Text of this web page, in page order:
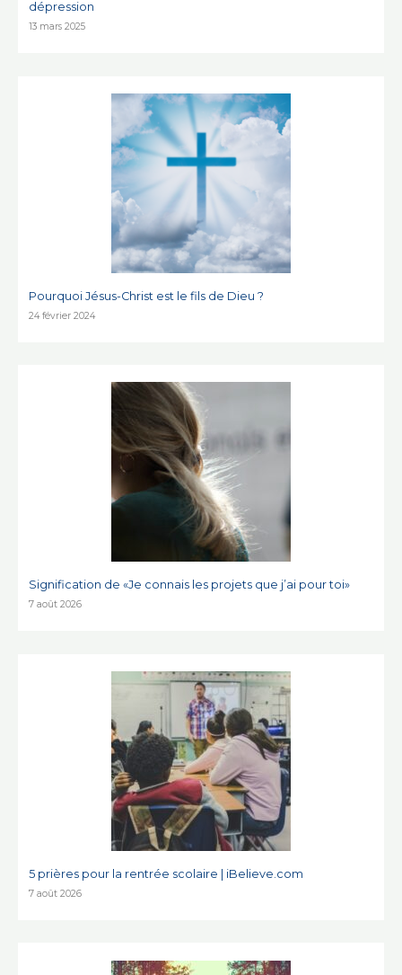
dépression
13 mars 2025
Pourquoi Jésus-Christ est le fils de Dieu ?
24 février 2024
Signification de «Je connais les projets que j’ai pour toi»
7 août 2026
5 prières pour la rentrée scolaire | iBelieve.com
7 août 2026